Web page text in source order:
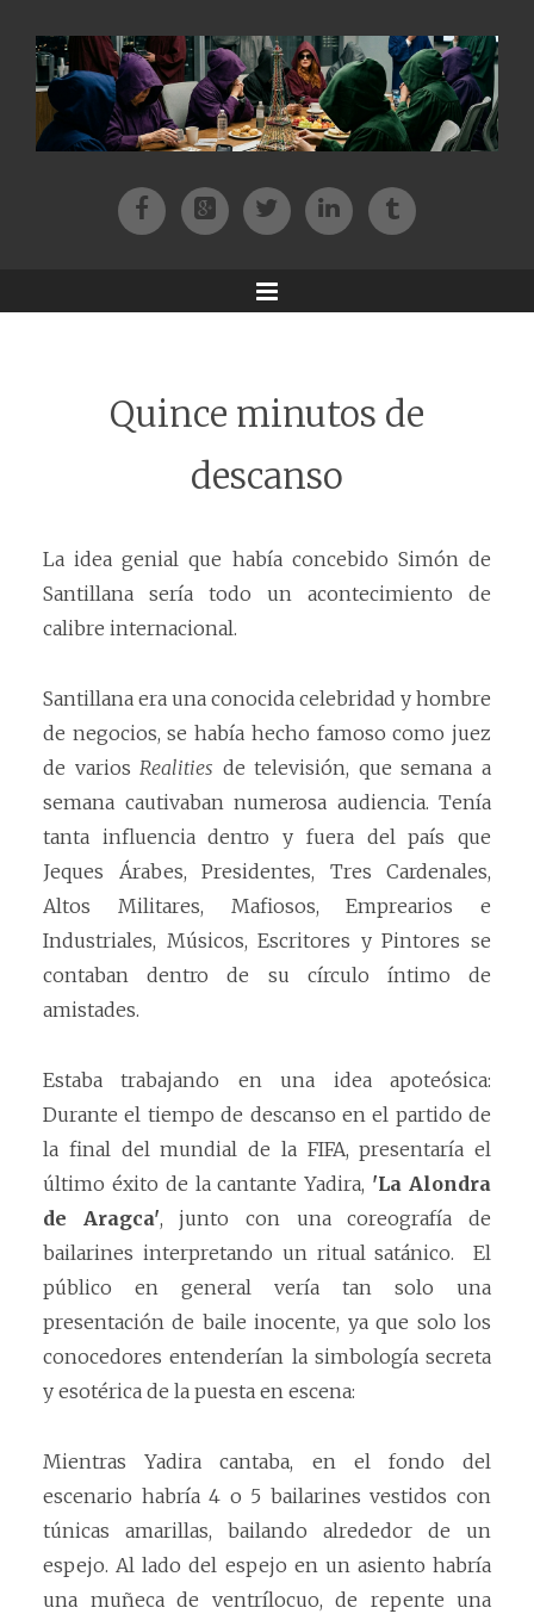
FacebookPatreonTwitterInstagram
Tik-tok
Menu
Quince minutos de
descanso
La idea genial que había concebido Simón de
Santillana sería todo un acontecimiento de
calibre internacional.
Santillana era una conocida celebridad y hombre
de negocios, se había hecho famoso como juez
de variosRealities de televisión, que semana a
semana cautivaban numerosa audiencia. Tenía
tanta influencia dentro y fuera del país que
Jeques Árabes, Presidentes, Tres Cardenales,
Altos Militares, Mafiosos, Emprearios e
Industriales, Músicos, Escritores y Pintores se
contaban dentro de su círculo íntimo de
amistades.
Estaba trabajando en una idea apoteósica:
Durante el tiempo de descanso en el partido de
la final del mundial de la FIFA, presentaría el
último éxito de la cantante Yadira, 'La Alondra
de Aragca', junto con una coreografía de
bailarines interpretando un ritual satánico. El
público en general vería tan solo una
presentación de baile inocente, ya que solo los
conocedores entenderían la simbología secreta
y esotérica de la puesta en escena:
Mientras Yadira cantaba, en el fondo del
escenario habría 4 o 5 bailarines vestidos con
túnicas amarillas, bailando alrededor de un
espejo. Al lado del espejo en un asiento habría
una muñeca de ventrílocuo, de repente una